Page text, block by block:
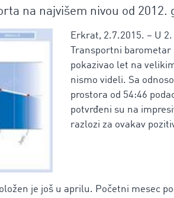
na najvišem nivou od 2012.
Erkrat, 2.7.2015. – U
Transportni
pokazivao let na
nismo videli. Sa
prostora od 54:46
potvrđeni su na
razlozi za ovakav
je još u aprilu. Početni mesec